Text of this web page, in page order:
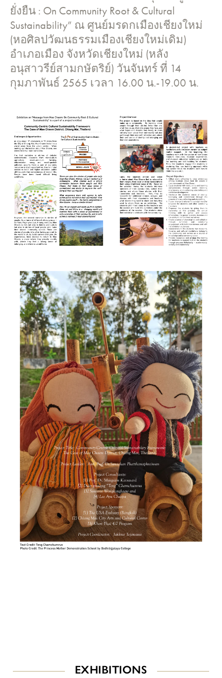
ยั่งยืน : On Community Root & Cultural
Sustainability” ณ ศูนย์มรดกเมืองเชียงใหม่
(หอศิลปวัฒนธรรมเมืองเชียงใหม่เดิม)
อําเภอเมือง จังหวัดเชียงใหม่ (หลัง
อนุสาวรีย์สามกษัตริย์) วันจันทร์ ที่ 14
กุมภาพันธ์ 2565 เวลา 16.00 น.-19.00 น.
EXHIBITIONS